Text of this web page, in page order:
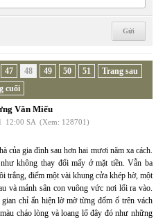
47 48 49 50 51
Trang sau
cuối
Văn Miếu
12:00 SA (Xem: 128701)
của gia đình sau hơn hai mươi năm xa cách.
không thay đổi mấy ở mặt tiền. Vẫn ba
trắng, điểm một vài khung cửa khép hờ, một
và mảnh sân con vuông vức nơi lối ra vào.
chỉ ẩn hiện lờ mờ từng đốm ố trên vách
cháo lòng và loang lổ đây đó như những